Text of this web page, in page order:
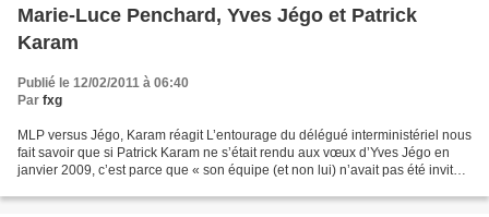
Marie-Luce Penchard, Yves Jégo et Patrick
Karam
Publié le 12/02/2011 à 06:40
Par fxg
MLP versus Jégo, Karam réagit L’entourage du délégué interministériel nous
fait savoir que si Patrick Karam ne s’était rendu aux vœux d’Yves Jégo en
janvier 2009, c’est parce que « son équipe (et non lui) n’avait pas été invitée